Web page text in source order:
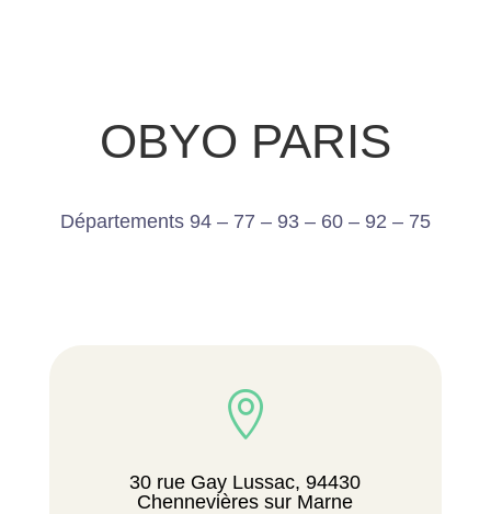
OBYO PARIS
Départements 94 – 77 – 93 – 60 – 92 – 75

30 rue Gay Lussac, 94430
Chennevières sur Marne